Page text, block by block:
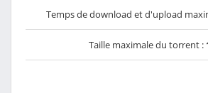
Temps de download et d'upload
Taille maximale du torrent :